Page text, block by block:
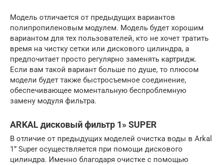
Модель отличается от предыдущих вариантов
полипропиленовым модулем. Модель будет хорошим
вариантом для тех пользователей, кто не хочет тратить
время на чистку сетки или дискового цилиндра, а
предпочитает просто регулярно заменять картридж.
Если вам такой вариант больше по душе, то плюсом
модели будет также быстросъемное соединение,
обеспечивающее моментальную беспроблемную
замену модуля фильтра.
ARKAL дисковый фильтр 1» SUPER
В отличие от предыдущих моделей очистка воды в Arkal
1” Super осуществляется при помощи дискового
цилиндра. Именно благодаря очистке с помощью